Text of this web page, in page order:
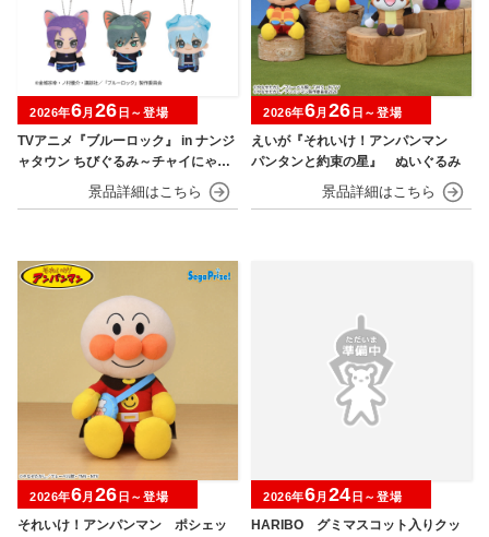
TVアニメ『ブルーロック』 in ナンジ
ャタウン ちびぐるみ～チャイにゃFe
2026年6月 26 日～登場
えいが『それいけ！アンパンマン
パンタンと約束の星』 ぬいぐるみ
2026年6月 26 日～登場
それいけ！アンパンマン ポシェッ
2026年6月 26 日～登場
HARIBO グミマスコット入りクッ
2026年6月 24 日～登場